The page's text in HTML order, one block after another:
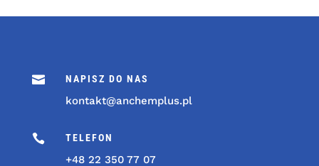
 NAPISZ DO NAS
kontakt@anchemplus.pl
 TELEFON
+48 22 350 77 07